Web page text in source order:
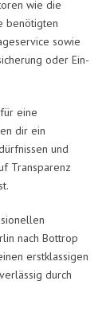
wie die
benötigten
sowie
oder Ein-
eine
dir ein
und
Transparenz
nach Bottrop
erstklassigen
durch